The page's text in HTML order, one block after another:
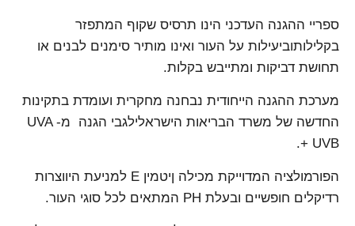
ספריי ההגנה העדכני הינו תרסיס שקוף המתפזר
בקלילותוביעילות על העור ואינו מותיר סימנים לבנים או
תחושת דביקות ומתייבש בקלות.
מערכת ההגנה הייחודית נבחנה מחקרית ועומדת בתקינות
החדשה של משרד הבריאות הישראלילגבי הגנה מ- UVA
+ UVB.
הפורמולציה המדוייקת מכילה ןיטמין E למניעת היווצרות
רדיקלים חופשיים ובעלת PH המתאים לכל סוגי העור.